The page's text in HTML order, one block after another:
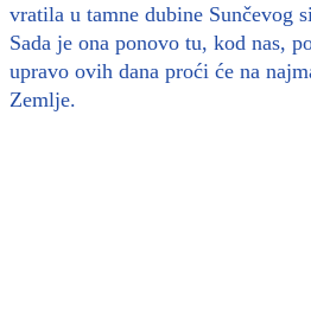
vratila u tamne dubine Sunčevog
Sada je ona ponovo tu, kod nas,
upravo ovih dana proći će na
Zemlje.